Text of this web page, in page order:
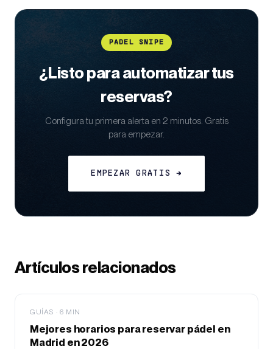
PADEL SNIPE
¿Listo para automatizar tus
reservas?
Configura tu primera alerta en 2 minutos. Gratis
para empezar.
EMPEZAR GRATIS →
Artículos relacionados
GUÍAS · 6 MIN
Mejores horarios para reservar pádel en
Madrid en 2026